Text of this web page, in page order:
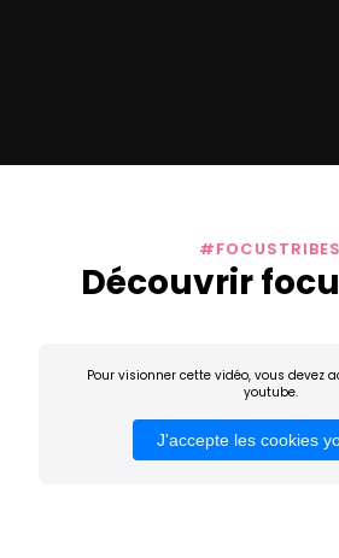
#FOCUSTRIBES
Découvrir
Pour visionner cette vidéo, vous devez
youtube.
J'accepte les cookies